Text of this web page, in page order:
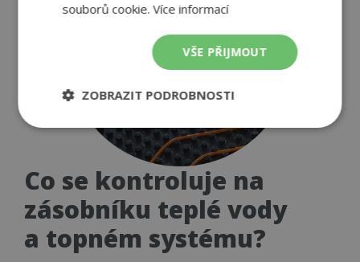
Co se kontroluje na
zásobníku teplé vody
a topném systému?
souborů cookie.Více informací
VŠE PŘIJMOUT
ZOBRAZIT PODROBNOSTI
Nezbytně
nutné
soubory
Výkonové
soubory
Soubory
cílení
Funkční soubory
Nezařazené
soubory